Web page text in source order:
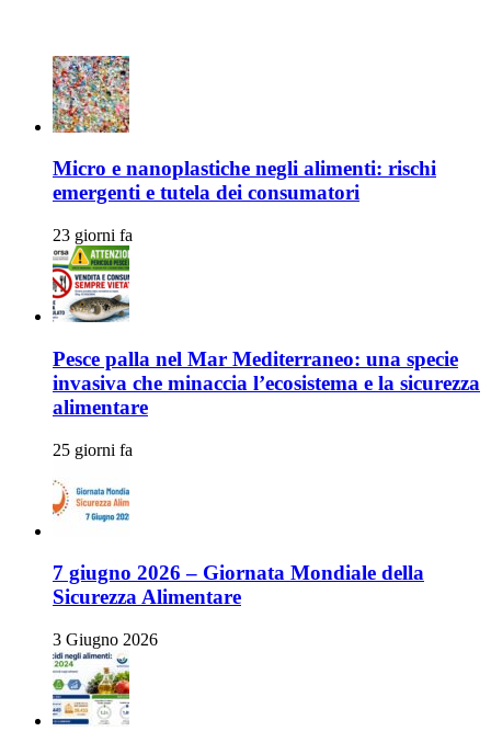
Micro e nanoplastiche negli alimenti: rischi
emergenti e tutela dei consumatori
23 giorni fa
Pesce palla nel Mar Mediterraneo: una specie
invasiva che minaccia l’ecosistema e la sicurezza
alimentare
25 giorni fa
7 giugno 2026 – Giornata Mondiale della
Sicurezza Alimentare
3 Giugno 2026